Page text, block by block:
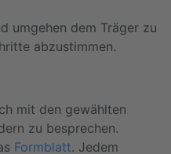
umgehen dem Träger zu
abzustimmen.
mit den gewählten
zu besprechen.
Formblatt. Jedem